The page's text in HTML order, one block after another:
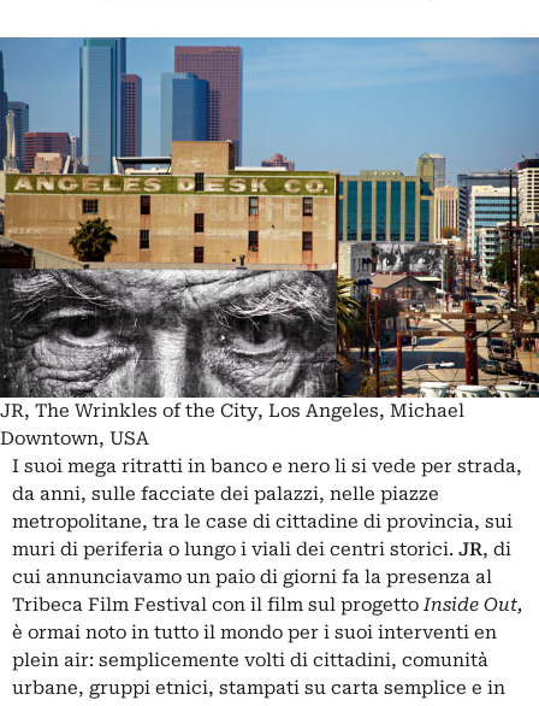
JR, The Wrinkles of the City, Los Angeles, Michael
Downtown, USA
I suoi mega ritratti in banco e nero li si vede per strada,
da anni, sulle facciate dei palazzi, nelle piazze
metropolitane, tra le case di cittadine di provincia, sui
muri di periferia o lungo i viali dei centri storici. JR, di
cui annunciavamo un paio di giorni fa la presenza al
Tribeca Film Festival con il film sul progettoInside Out,
è ormai noto in tutto il mondo per i suoi interventi en
plein air: semplicemente volti di cittadini, comunità
urbane, gruppi etnici, stampati su carta semplice e in